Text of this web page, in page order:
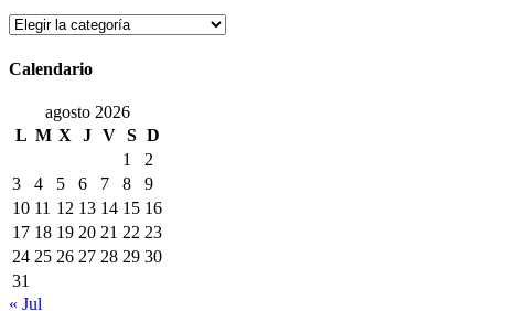
Categorías
Calendario
agosto 2026
L M X J V S D
1
2
3
4 5 6 7 8
9
10 11 12 13 14 15 16
17 18 19 20 21 22 23
24 25 26 27 28 29 30
31
« Jul